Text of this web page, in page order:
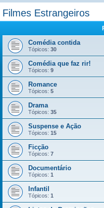
Filmes Estrangeiros
Comédia contida
Tópicos: 30
Comédia que faz rir!
Tópicos: 9
Romance
Tópicos: 5
Drama
Tópicos: 35
Suspense e Ação
Tópicos: 15
Ficção
Tópicos: 7
Documentário
Tópicos: 1
Infantil
Tópicos: 1